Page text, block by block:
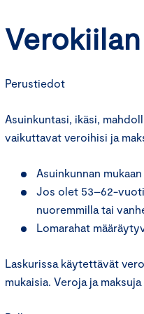
Perustiedot
Asuinkuntasi, ikäsi,
vaikuttavat veroihisi ja
Asuinkunnan
Jos olet 53–62-
nuoremmilla tai
Lomarahat
Laskurissa käytettävät
mukaisia. Veroja ja